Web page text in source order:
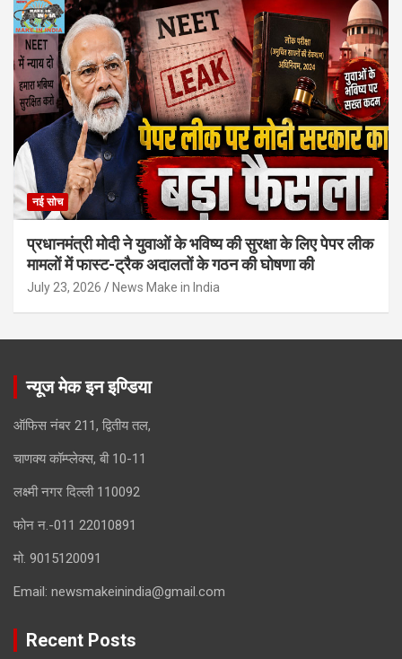
नई सोच
प्रधानमंत्री मोदी ने युवाओं के भविष्य की सुरक्षा के लिए पेपर लीक
मामलों में फास्ट-ट्रैक अदालतों के गठन की घोषणा की
July 23, 2026 News Make in India
न्यूज मेक इन इण्डिया
ऑफिस नंबर 211, द्वितीय तल,
चाणक्य कॉम्प्लेक्स, बी 10-11
लक्ष्मी नगर दिल्ली 110092
फोन न.-011 22010891
मो. 9015120091
Email: newsmakeinindia@gmail.com
Recent Posts